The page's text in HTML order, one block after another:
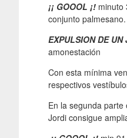
¡¡ GOOOL ¡! minuto
conjunto palmesano.
EXPULSION DE
amonestación
Con esta mínima
respectivos
En la segunda
Jordi consigue